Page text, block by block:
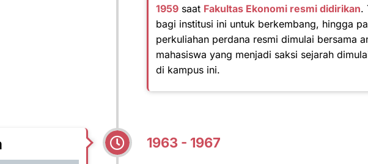
1959 saat Fakultas Ekonomi resmi didirikan.
bagi institusi ini untuk berkembang, hingga
perkuliahan perdana resmi dimulai bersama
mahasiswa yang menjadi saksi sejarah
di kampus ini.
1963 - 1967